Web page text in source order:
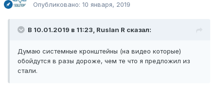
Опубликовано: 10 января, 2019
В 10.01.2019 в 11:23, Ruslan R сказал:
Думаю системные кронштейны (на видео которые)
обойдутся в разы дороже, чем те что я предложил из
стали.